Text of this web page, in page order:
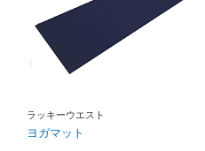
ラッキーウエスト
ヨガマット